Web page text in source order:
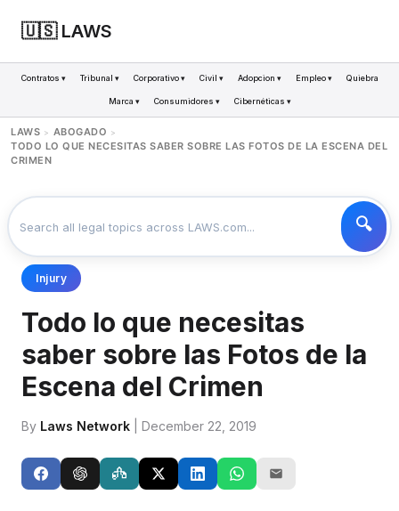
🇺🇸 LAWS
Contratos ▾ Tribunal ▾ Corporativo ▾ Civil ▾ Adopcion ▾ Empleo ▾ Quiebra
Marca ▾ Consumidores ▾ Cibernéticas ▾
LAWS > ABOGADO >
TODO LO QUE NECESITAS SABER SOBRE LAS FOTOS DE LA ESCENA DEL
CRIMEN
Injury
Todo lo que necesitas
saber sobre las Fotos de la
Escena del Crimen
By Laws Network | December 22, 2019